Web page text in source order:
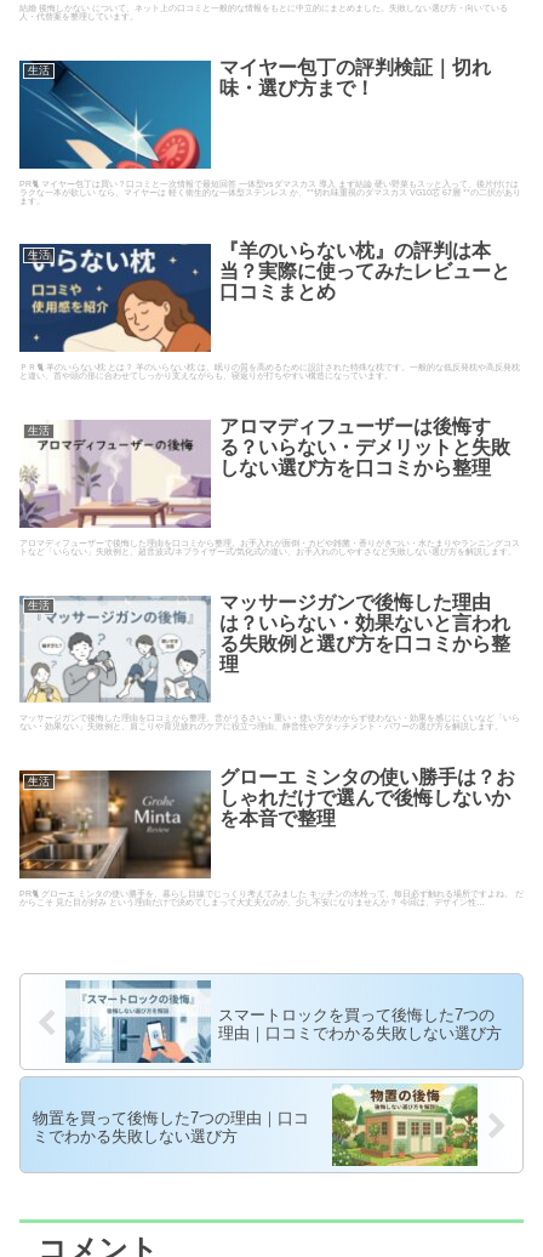
結婚 後悔しかない について、ネット上の口コミと一般的な情報をもとに中立的にまとめました。失敗しない選び方・向いている
人・代替案を整理しています。
生活
マイヤー包丁の評判検証｜切れ
味・選び方まで！
PR🐈 マイヤー包丁は買い？口コミと一次情報で最短回答 一体型vsダマスカス 導入 まず結論 硬い野菜もスッと入って、後片付けは
ラクな一本が欲しい なら、マイヤーは 軽く衛生的な一体型ステンレス か、**切れ味重視のダマスカス VG10芯 67層 **の二択があり
ます。
生活
『羊のいらない枕』の評判は本
当？実際に使ってみたレビューと
口コミまとめ
ＰＲ🐈 羊のいらない枕 とは？ 羊のいらない枕 は、眠りの質を高めるために設計された特殊な枕です。一般的な低反発枕や高反発枕
と違い、首や頭の形に合わせてしっかり支えながらも、寝返りが打ちやすい構造になっています。
生活
アロマディフューザーは後悔す
る？いらない・デメリットと失敗
しない選び方を口コミから整理
アロマディフューザーで後悔した理由を口コミから整理。お手入れが面倒・カビや雑菌・香りがきつい・水たまりやランニングコス
トなど「いらない」失敗例と、超音波式/ネブライザー式/気化式の違い、お手入れのしやすさなど失敗しない選び方を解説します。
生活
マッサージガンで後悔した理由
は？いらない・効果ないと言われ
る失敗例と選び方を口コミから整
理
マッサージガンで後悔した理由を口コミから整理。音がうるさい・重い・使い方がわからず使わない・効果を感じにくいなど「いら
ない・効果ない」失敗例と、肩こりや育児疲れのケアに役立つ理由、静音性やアタッチメント・パワーの選び方を解説します。
生活
グローエ ミンタの使い勝手は？お
しゃれだけで選んで後悔しないか
を本音で整理
PR🐈 グローエ ミンタの使い勝手を、暮らし目線でじっくり考えてみました キッチンの水栓って、毎日必ず触れる場所ですよね。 だ
からこそ 見た目が好み という理由だけで決めてしまって大丈夫なのか、少し不安になりませんか？ 今回は、デザイン性…
スマートロックを買って後悔した7つの
理由｜口コミでわかる失敗しない選び方
物置を買って後悔した7つの理由｜口コ
ミでわかる失敗しない選び方
コメント